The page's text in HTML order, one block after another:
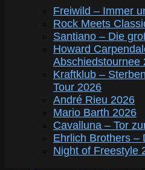
Freiwild – Immer
Rock Meets
Santiano – Die
Howard
Abschiedstournee
Kraftklub –
Tour 2026
André Rieu 2026
Mario Barth 2026
Cavalluna – Tor
Ehrlich Brothers –
Night of Freestyle